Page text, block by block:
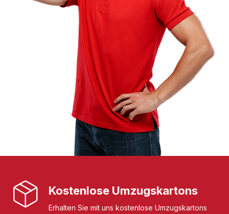
Kostenlose Umzugskartons
Erhalten Sie mit uns kostenlose Umzugskartons